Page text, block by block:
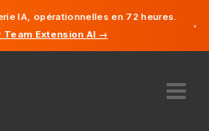
IA, opérationnelles en 72 heures.
Team Extension AI →
×